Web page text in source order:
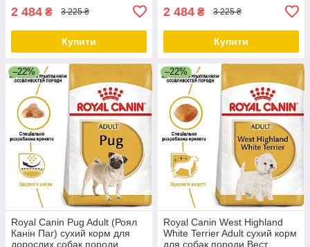
2 484 ₴ 3 225 ₴
Купити
2 484 ₴ 3 225 ₴
Купити
–22%
Royal Canin Pug Adult (Роял
Канін Паг) сухий корм для
дорослих собак породи
–22%
Royal Canin West Highland
White Terrier Adult сухий корм
для собак породи Вест